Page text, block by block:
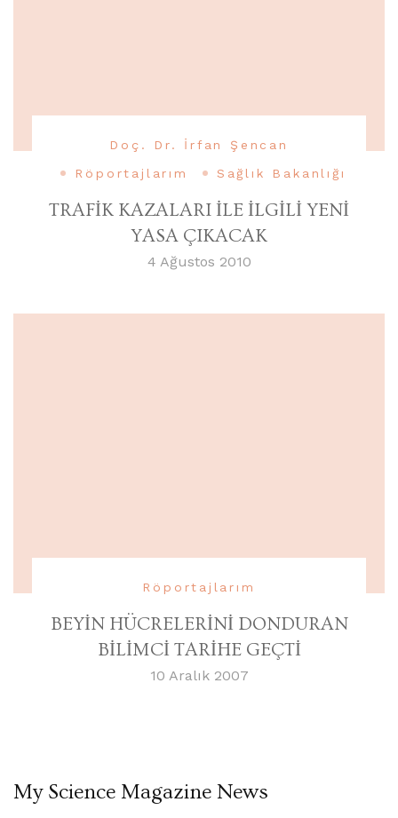
Doç. Dr. İrfan Şencan
Röportajlarım
Sağlık Bakanlığı
TRAFİK KAZALARI İLE İLGİLİ YENİ
YASA ÇIKACAK
4 Ağustos 2010
Röportajlarım
BEYİN HÜCRELERİNİ DONDURAN
BİLİMCİ TARİHE GEÇTİ
10 Aralık 2007
My Science Magazine News